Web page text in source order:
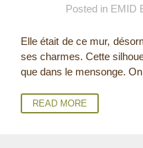
Posted in EMID
Elle était de ce mur,
ses charmes. Cette
que dans le mensonge.
READ MORE